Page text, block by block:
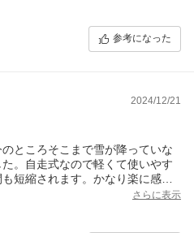
参考になった
2024/12/21
ところそこまで雪が降っていな
。自走式なので軽くて使いやす
短縮されます。かなり楽に感じ
さらに表示